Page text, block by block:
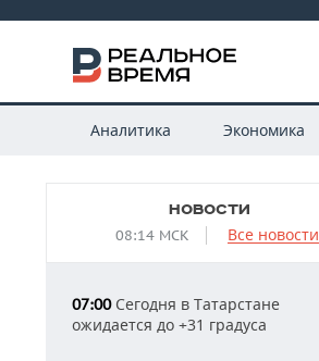
Аналитика Экономика
НОВОСТИ
08:14 МСК Все новости
07:00Сегодня в Татарстане
ожидается до +31 градуса